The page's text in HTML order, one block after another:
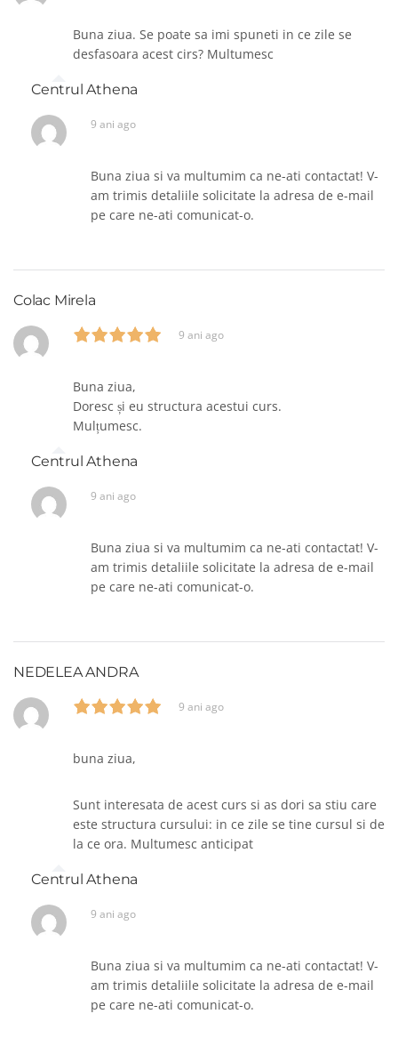
Buna ziua. Se poate sa imi spuneti in ce zile se
desfasoara acest cirs? Multumesc
Centrul Athena
9 ani ago
Buna ziua si va multumim ca ne-ati contactat! V-
am trimis detaliile solicitate la adresa de e-mail
pe care ne-ati comunicat-o.
Colac Mirela
9 ani ago
Buna ziua,
Doresc și eu structura acestui curs.
Mulțumesc.
Centrul Athena
9 ani ago
Buna ziua si va multumim ca ne-ati contactat! V-
am trimis detaliile solicitate la adresa de e-mail
pe care ne-ati comunicat-o.
NEDELEA ANDRA
9 ani ago
buna ziua,
Sunt interesata de acest curs si as dori sa stiu care
este structura cursului: in ce zile se tine cursul si de
la ce ora. Multumesc anticipat
Centrul Athena
9 ani ago
Buna ziua si va multumim ca ne-ati contactat! V-
am trimis detaliile solicitate la adresa de e-mail
pe care ne-ati comunicat-o.